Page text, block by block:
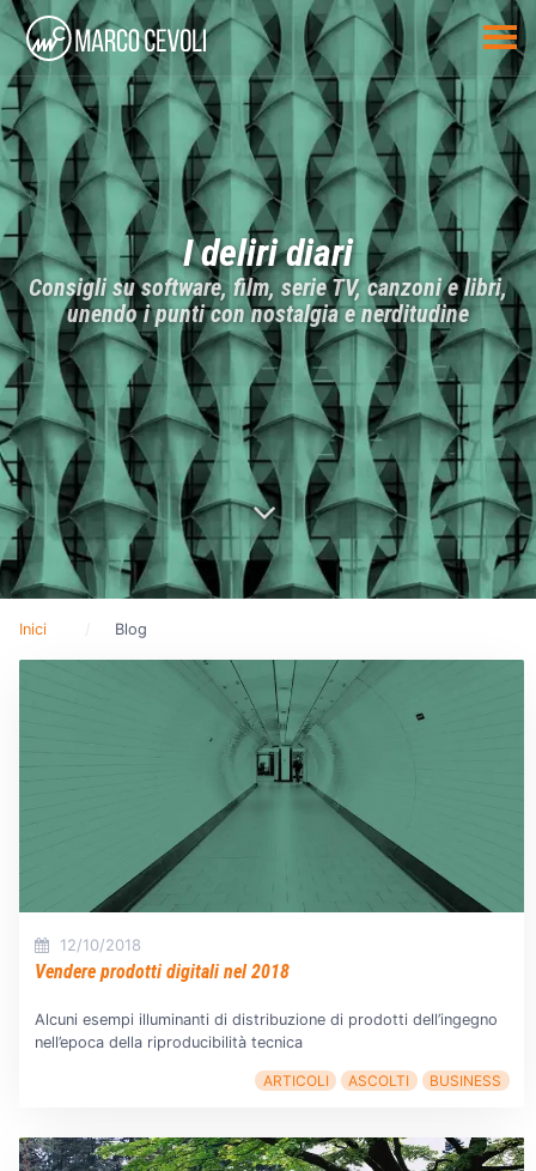
I deliri diari
Consigli su software, film, serie TV, canzoni e libri,
unendo i punti con nostalgia e nerditudine
Inici Blog
12/10/2018
Vendere prodotti digitali nel 2018
Alcuni esempi illuminanti di distribuzione di prodotti dell’ingegno
nell’epoca della riproducibilità tecnica
ARTICOLI ASCOLTI BUSINESS